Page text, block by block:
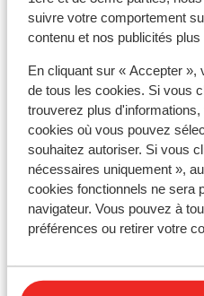
suivre votre comportement
contenu et nos publicités
En cliquant sur « Accepter
de tous les cookies. Si vous
trouverez plus
cookies où vous pouvez
souhaitez autoriser. Si vous
nécessaires uniquement »,
cookies fonctionnels ne sera
navigateur. Vous pouvez à
préférences ou retirer votre
mètres
Distance jusqu'aux
environ 500 mètres
Forfait, cours et
Forfait
Cours de ski